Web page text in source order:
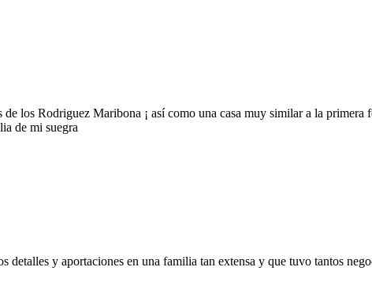
los Rodriguez Maribona ¡ así como una casa muy similar a la
de mi suegra
detalles y aportaciones en una familia tan extensa y que tuvo tantos